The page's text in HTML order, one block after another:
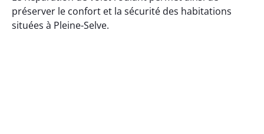
préserver le confort et la sécurité des habitations
situées à Pleine-Selve.